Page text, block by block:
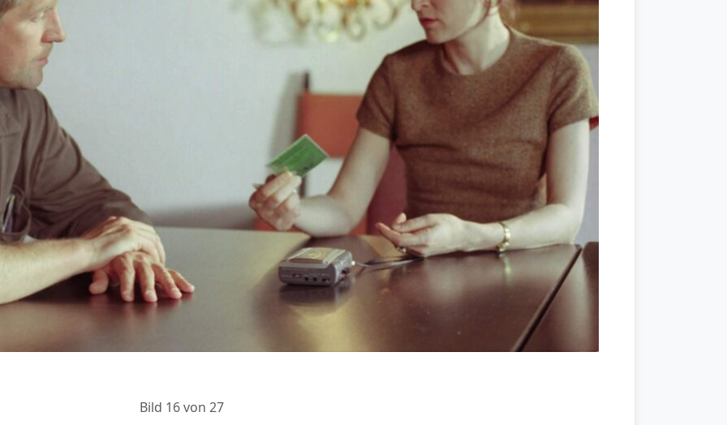
Bild 16 von 27